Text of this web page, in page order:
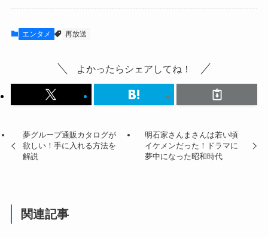
エンタメ 再放送
よかったらシェアしてね！
夢グループ通販カタログが
欲しい！手に入れる方法を
解説
明石家さんまさんは若い頃
イケメンだった！ドラマに
夢中になった昭和時代
関連記事